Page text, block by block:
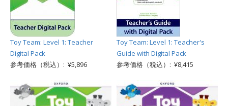
Toy Team: Level 1: Teacher
Digital Pack
参考価格（税込）: ¥5,896
Toy Team: Level 1: Teacher's
Guide with Digital Pack
参考価格（税込）: ¥8,415